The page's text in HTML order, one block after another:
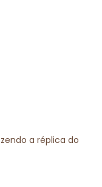
a réplica do